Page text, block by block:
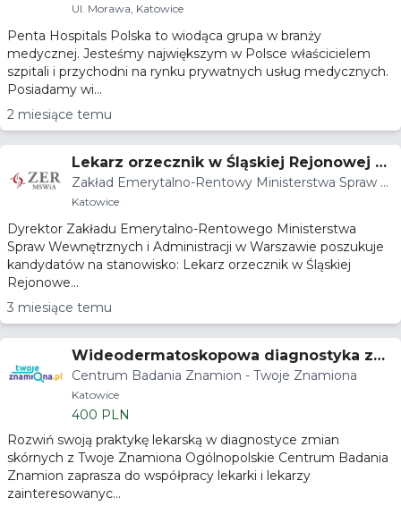
Ul. Morawa, Katowice
Penta Hospitals Polska to wiodąca grupa w branży
medycznej. Jesteśmy największym w Polsce właścicielem
szpitali i przychodni na rynku prywatnych usług medycznych.
Posiadamy wi...
2 miesiące temu
Lekarz orzecznik w Śląskiej Rejonowej K
omisji Lekarskiej
Zakład Emerytalno-Rentowy Ministerstwa Spraw W
ewnętrznych i Administracji
Katowice
Dyrektor Zakładu Emerytalno-Rentowego Ministerstwa
Spraw Wewnętrznych i Administracji w Warszawie poszukuje
kandydatów na stanowisko: Lekarz orzecznik w Śląskiej
Rejonowe...
3 miesiące temu
Wideodermatoskopowa diagnostyka zmi
an skórnych
Centrum Badania Znamion - Twoje Znamiona
Katowice
400 PLN
Rozwiń swoją praktykę lekarską w diagnostyce zmian
skórnych z Twoje Znamiona Ogólnopolskie Centrum Badania
Znamion zaprasza do współpracy lekarki i lekarzy
zainteresowanyc...